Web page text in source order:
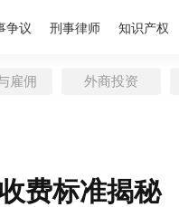
争议 刑事律师 知识产权
雇佣 外商投资
费标准揭秘